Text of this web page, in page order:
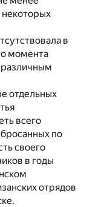
некоторых
в
момента
различным
отдельных
всего
по
своего
в годы
отрядов